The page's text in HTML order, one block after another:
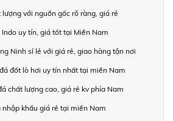
với nguồn gốc rõ ràng, giá rẻ
uy tín, giá tốt tại Miền Nam
Ninh sỉ lẻ với giá rẻ, giao hàng tận nơi
đốt lò hơi uy tín nhất tại miền Nam
chất lượng cao, giá rẻ kv phía Nam
khẩu giá rẻ tại miền Nam